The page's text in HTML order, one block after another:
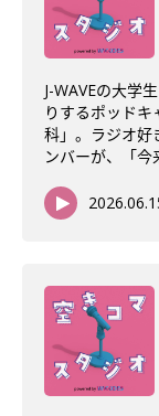
J-WAVEの大学
りするポッドキ
科」。ラジオ好
ンバーが、「今